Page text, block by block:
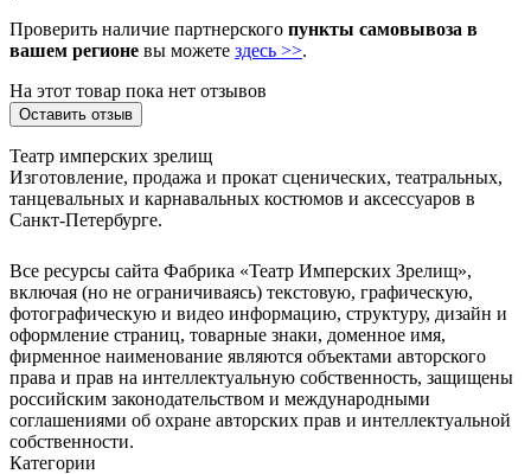
Проверить наличие партнерского пункты самовывоза в
вашем регионе вы можете здесь >>.
На этот товар пока нет отзывов
Оставить отзыв
Театр имперских зрелищ
Изготовление, продажа и прокат сценических, театральных,
танцевальных и карнавальных костюмов и аксессуаров в
Санкт-Петербурге.
Все ресурсы сайта Фабрика «Театр Имперских Зрелищ»,
включая (но не ограничиваясь) текстовую, графическую,
фотографическую и видео информацию, структуру, дизайн и
оформление страниц, товарные знаки, доменное имя,
фирменное наименование являются объектами авторского
права и прав на интеллектуальную собственность, защищены
российским законодательством и международными
соглашениями об охране авторских прав и интеллектуальной
собственности.
Категории